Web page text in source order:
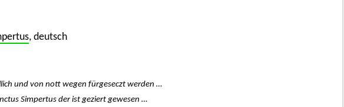
, deutsch
und von nott wegen fürgeseczt werden …
Simpertus der ist geziert gewesen …